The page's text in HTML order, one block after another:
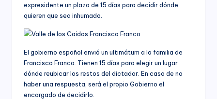
expresidente un plazo de 15 días para decidir dónde
quieren que sea inhumado.
El gobierno español envió un ultimátum a la familia de
Francisco Franco. Tienen 15 días para elegir un lugar
dónde reubicar los restos del dictador. En caso de no
haber una respuesta, será el propio Gobierno el
encargado de decidirlo.